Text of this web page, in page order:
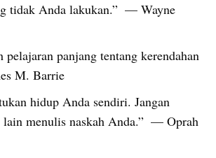
tidak Anda lakukan.”  — Wayne
pelajaran panjang tentang kerendahan
M. Barrie
hidup Anda sendiri. Jangan
lain menulis naskah Anda.”  — Oprah